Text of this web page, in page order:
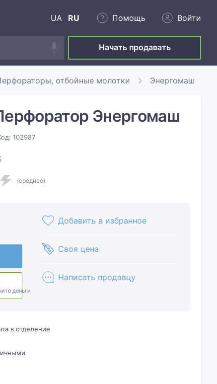
UA RU Помощь Войти
Начать продавать
отбойные молотки Энергомаш
Энергомаш
102987
(среднее)
деньги
Добавить в избранное
Своя цена
Написать продавцу
в отделение